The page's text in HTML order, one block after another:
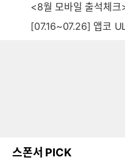
<8월 모바일 출석체
[07.16~07.26] 앱코 ULTIMATE
스폰서 PICK